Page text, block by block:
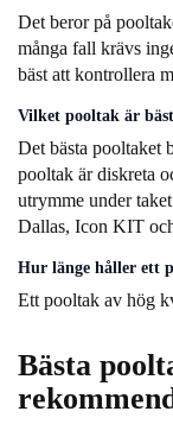
Det beror på
många fall krävs
bäst att kontrollera
Vilket pooltak är
Det bästa pooltaket
pooltak är diskreta
utrymme under
Dallas, Icon KIT
Hur länge håller ett
Ett pooltak av hög
Bästa